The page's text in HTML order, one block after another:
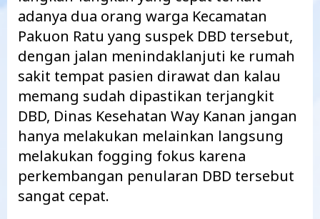
adanya dua orang warga Kecamatan
Pakuon Ratu yang suspek DBD tersebut,
dengan jalan menindaklanjuti ke rumah
sakit tempat pasien dirawat dan kalau
memang sudah dipastikan terjangkit
DBD, Dinas Kesehatan Way Kanan jangan
hanya melakukan melainkan langsung
melakukan fogging fokus karena
perkembangan penularan DBD tersebut
sangat cepat.